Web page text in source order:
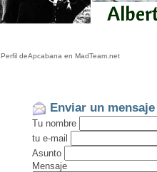
Perfil deApcabana en MadTeam.net
Enviar un
Tu nombre
tu e-mail
Asunto
Mensaje